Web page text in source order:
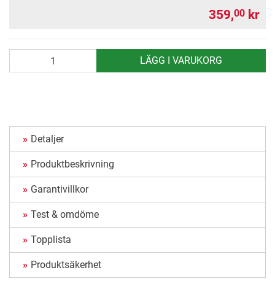
359,00 kr
LÄGG I VARUKORG
Detaljer
Produktbeskrivning
Garantivillkor
Test & omdöme
Topplista
Produktsäkerhet